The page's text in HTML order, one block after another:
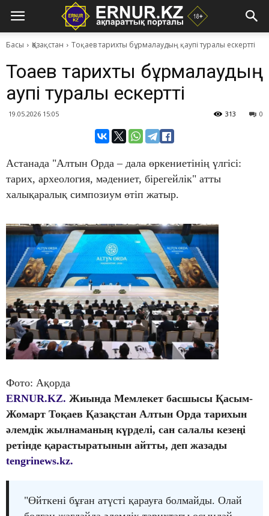
Басы Қазақстан Тоқаев тарихты бұрмалаудың қаупі туралы ескертті
Тоқаев тарихты бұрмалаудың
қаупі туралы ескертті
19.05.2026 15:05 0
313
​Астанада "Алтын Орда – дала өркениетінің үлгісі:
тарих, археология, мәдениет, бірегейлік" атты
халықаралық симпозиум өтіп жатыр.
Фото: Ақорда
ERNUR.KZ. Жиында Мемлекет басшысы Қасым-
Жомарт Тоқаев Қазақстан Алтын Орда тарихын
әлемдік жылнаманың күрделі, сан салалы кезеңі
ретінде қарастыратынын айтты, деп жазады
tengrinews.kz.
"Өйткені бұған атүсті қарауға болмайды. Олай